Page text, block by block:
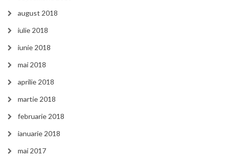
august 2018
iulie 2018
iunie 2018
mai 2018
aprilie 2018
martie 2018
februarie 2018
ianuarie 2018
mai 2017